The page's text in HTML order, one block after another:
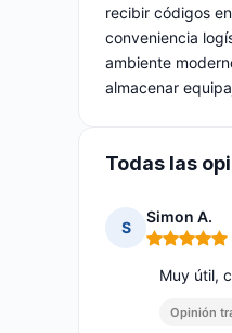
recibir códigos
conveniencia
ambiente
almacenar
Todas las
S
Simon A.
Nota: 5 de 5
Muy útil,
Opinión